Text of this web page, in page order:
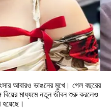
আবারও ভাঙনের মুখে। গেল বছরের
মাধ্যমে নতুন জীবন শুরু করলেও
হয়েছে।